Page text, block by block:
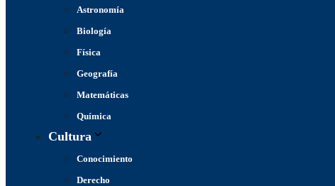
Astronomía
Biología
Física
Geografía
Matemáticas
Química
Cultura
Conocimiento
Derecho